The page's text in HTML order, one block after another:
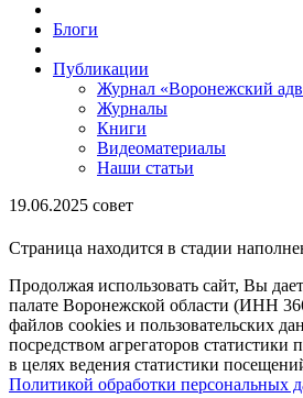
Блоги
Публикации
Журнал «Воронежский
Журналы
Книги
Видеоматериалы
Наши статьи
19.06.2025 совет
Страница находится в стадии
Продолжая использовать сайт, Вы
палате Воронежской области (ИНН
файлов cookies и пользовательских
посредством агрегаторов статистики
в целях ведения статистики
Политикой обработки персональных